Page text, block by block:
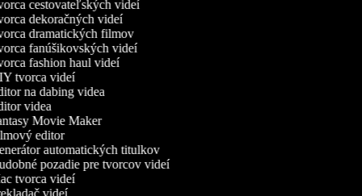
cestovateľských videí
dekoračných videí
dramatických filmov
fanúšikovských videí
fashion haul videí
tvorca videí
na dabing videa
videa
Movie Maker
editor
automatických titulkov
pozadie pre tvorcov videí
tvorca videí